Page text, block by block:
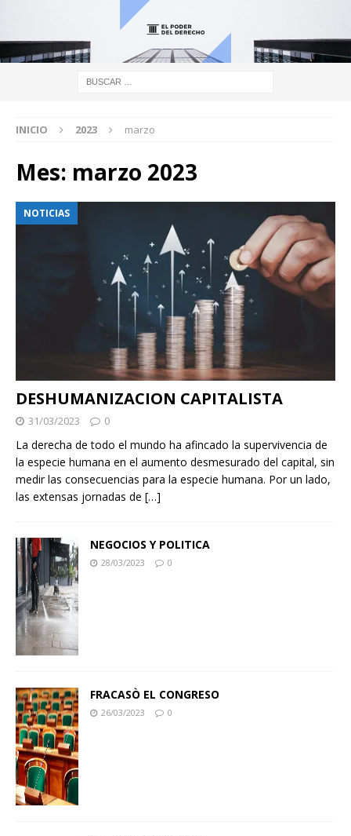
INICIO 2023 marzo
Mes: marzo 2023
NOTICIAS
DESHUMANIZACION CAPITALISTA
31/03/2023 0
La derecha de todo el mundo ha afincado la supervivencia de
la especie humana en el aumento desmesurado del capital, sin
medir las consecuencias para la especie humana. Por un lado,
las extensas jornadas de […]
NEGOCIOS Y POLITICA
28/03/2023 0
FRACASÒ EL CONGRESO
26/03/2023 0